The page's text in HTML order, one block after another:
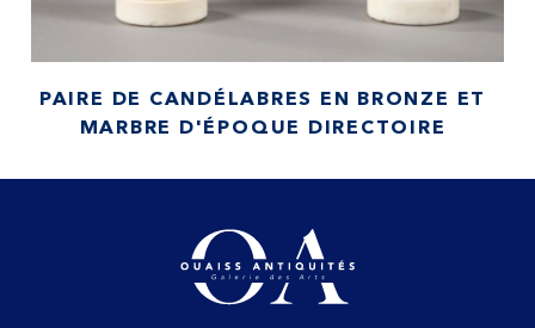
PAIRE DE CANDÉLABRES EN BRONZE ET
MARBRE D'ÉPOQUE DIRECTOIRE